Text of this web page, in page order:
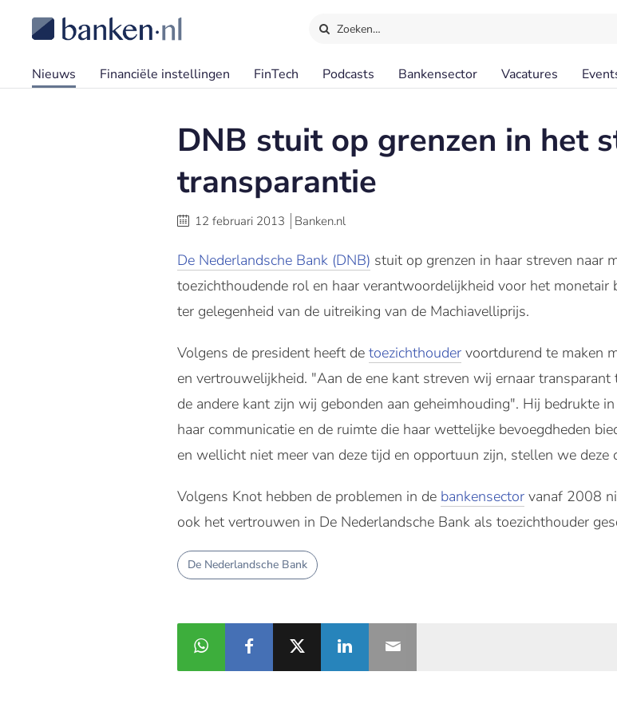
Zoeken…
Nieuws Financiële instellingen FinTech Podcasts Bankensector Vacatures
DNB stuit op grenzen in het
transparantie
12 februari 2013 Banken.nl
De Nederlandsche Bank (DNB) stuit op grenzen in haar streven naar
toezichthoudende rol en haar verantwoordelijkheid voor het monetair
ter gelegenheid van de uitreiking van de Machiavelliprijs.
Volgens de president heeft de toezichthouder voortdurend te maken
en vertrouwelijkheid. "Aan de ene kant streven wij ernaar
de andere kant zijn wij gebonden aan geheimhouding". Hij bedrukte
haar communicatie en de ruimte die haar wettelijke bevoegdheden
en wellicht niet meer van deze tijd en opportuun zijn, stellen we deze
Volgens Knot hebben de problemen in de bankensector vanaf 2008
ook het vertrouwen in De Nederlandsche Bank als toezichthouder
De Nederlandsche Bank